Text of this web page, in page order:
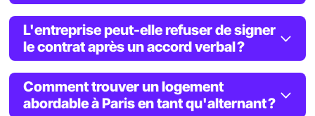
L'entreprise peut-elle refuser de signer
le contrat après un accord verbal ?
Comment trouver un logement
abordable à Paris en tant qu'alternant ?